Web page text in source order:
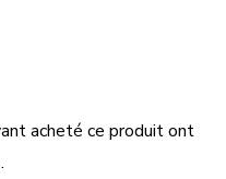
acheté ce produit ont